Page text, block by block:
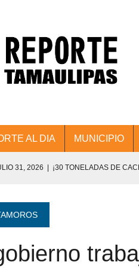
AL DIA MUNICIPIO
31, 2026 | ¡30 TONELADAS DE
¡AGUA PARA LA COMUNIDAD!
EN EQUIPO Y RESULTADOS!